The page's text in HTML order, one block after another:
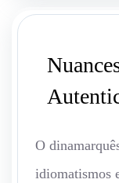
O
idiomatismos